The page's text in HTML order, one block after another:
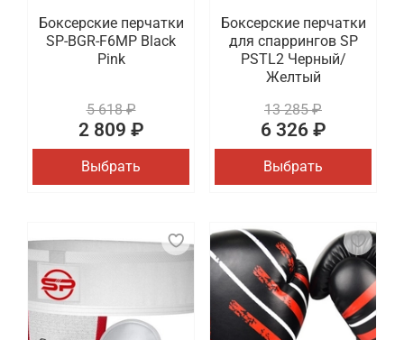
Боксерские перчатки
SP-BGR-F6MP Black
Pink
5 618 ₽
2 809 ₽
Выбрать
Боксерские перчатки
для спаррингов SP
PSTL2 Черный/
Желтый
13 285 ₽
6 326 ₽
Выбрать